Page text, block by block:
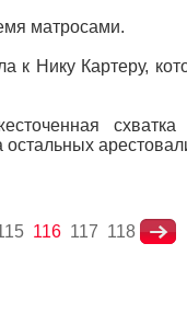
матросами.
к Нику Картеру,
116 117 118